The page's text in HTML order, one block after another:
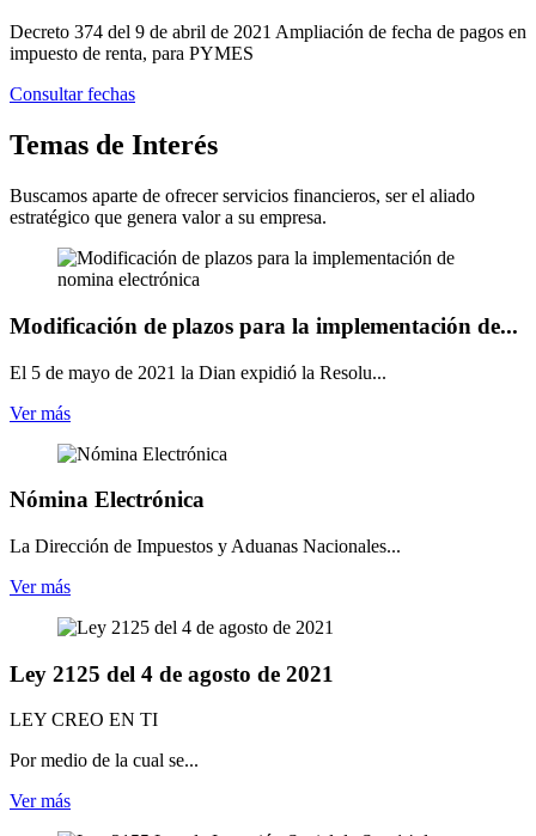
Decreto 374 del 9 de abril de 2021 Ampliación de fecha de pagos en
impuesto de renta, para PYMES
Consultar fechas
Temas de Interés
Buscamos aparte de ofrecer servicios financieros, ser el aliado
estratégico que genera valor a su empresa.
Modificación de plazos para la implementación de...
El 5 de mayo de 2021 la Dian expidió la Resolu...
Ver más
Nómina Electrónica
La Dirección de Impuestos y Aduanas Nacionales...
Ver más
Ley 2125 del 4 de agosto de 2021
LEY CREO EN TI
Por medio de la cual se...
Ver más